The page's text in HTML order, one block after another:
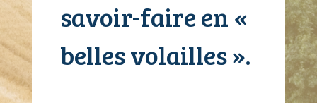
savoir-faire en «
belles volailles ».